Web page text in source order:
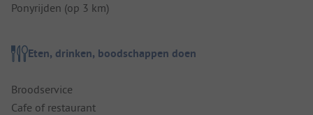
Ponyrijden (op 3 km)
Eten, drinken, boodschappen doen
Broodservice
Cafe of restaurant